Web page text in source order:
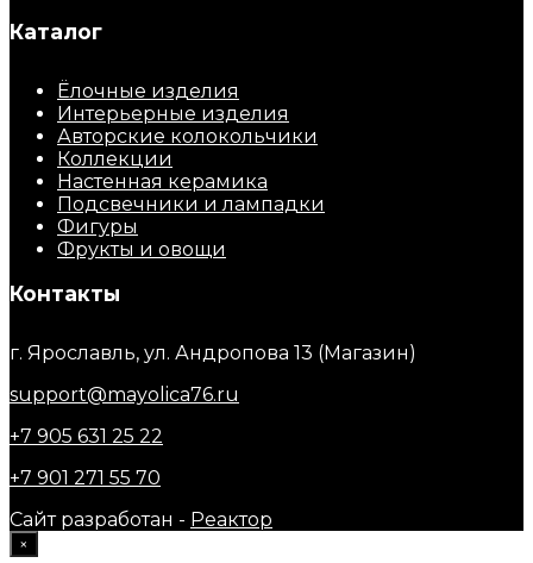
Каталог
Ёлочные изделия
Интерьерные изделия
Авторские колокольчики
Коллекции
Настенная керамика
Подсвечники и лампадки
Фигуры
Фрукты и овощи
Контакты
г. Ярославль, ул. Андропова 13 (Магазин)
support@mayolica76.ru
+7 905 631 25 22
+7 901 271 55 70
Сайт разработан - Реактор
×